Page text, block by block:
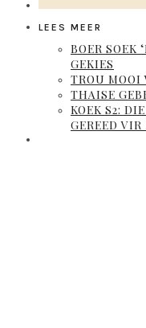
LEES MEER
BOER SOEK
GEKIES
TROU MOOI
THAISE
KOEK S2:
GEREED